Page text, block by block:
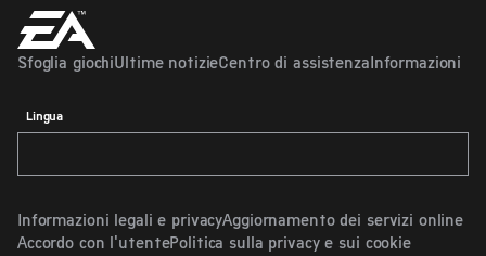
Sfoglia giochiUltime notizieCentro di assistenza Informazioni
Lingua
Informazioni legali e privacyAggiornamento dei servizi online
Accordo con l'utentePolitica sulla privacy e sui cookie